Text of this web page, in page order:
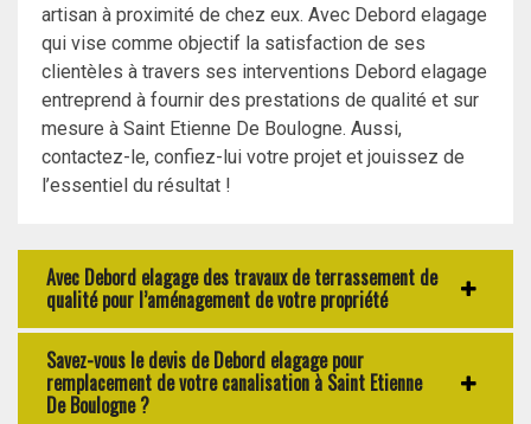
artisan à proximité de chez eux. Avec Debord elagage
qui vise comme objectif la satisfaction de ses
clientèles à travers ses interventions Debord elagage
entreprend à fournir des prestations de qualité et sur
mesure à Saint Etienne De Boulogne. Aussi,
contactez-le, confiez-lui votre projet et jouissez de
l’essentiel du résultat !
Avec Debord elagage des travaux de terrassement de
qualité pour l’aménagement de votre propriété
Savez-vous le devis de Debord elagage pour
remplacement de votre canalisation à Saint Etienne
De Boulogne ?